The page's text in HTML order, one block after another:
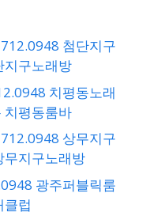
첨단지구
지구노래방
치평동노래
치평동룸바
상무지구
무지구노래방
광주퍼블릭룸
클럽